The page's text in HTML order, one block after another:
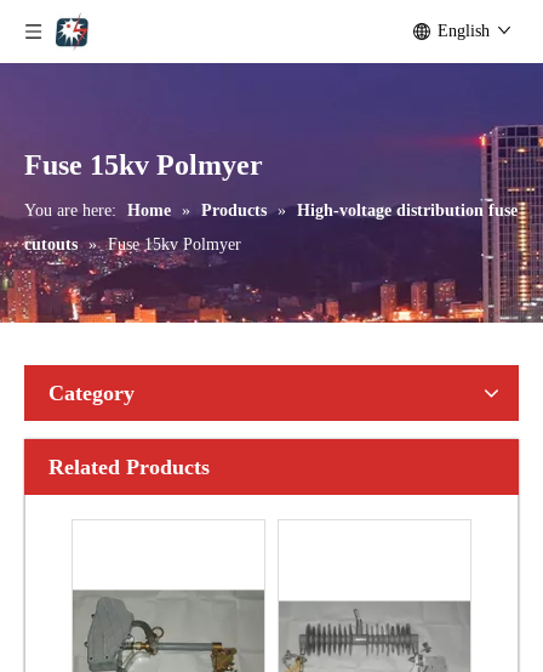
English
Fuse 15kv Polmyer
You are here: Home » Products » High-voltage distribution fuse
cutouts » Fuse 15kv Polmyer
Category
Related Products